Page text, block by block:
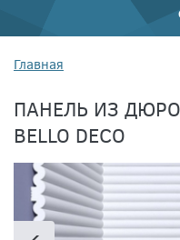
Главная
ПАНЕЛЬ ИЗ
BELLO DECO